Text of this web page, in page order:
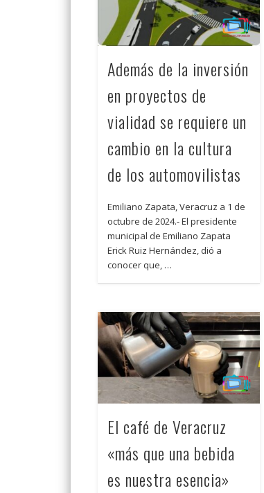
Además de la inversión
en proyectos de
vialidad se requiere un
cambio en la cultura
de los automovilistas
Emiliano Zapata, Veracruz a 1 de
octubre de 2024.- El presidente
municipal de Emiliano Zapata
Erick Ruiz Hernández, dió a
conocer que, …
El café de Veracruz
«más que una bebida
es nuestra esencia»